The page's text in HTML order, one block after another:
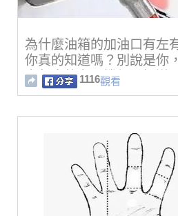
為什麼油箱的加油口有左
你真的知道嗎？別說是你
多年車的老司機都不知道...
1116觀看